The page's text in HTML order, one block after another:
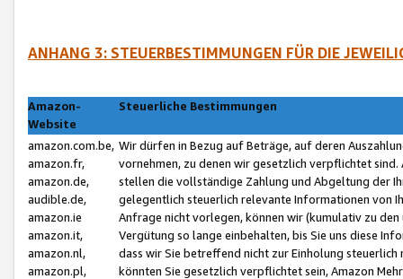
ANHANG 3: STEUERBESTIMMUNGEN FÜR DIE
Amazon-
Website
Steuerliche Bestimmungen
amazon.com.be,
amazon.fr,
amazon.de,
audible.de,
amazon.ie
amazon.it,
amazon.nl,
amazon.pl,
Wir dürfen in Bezug auf Beträge, auf deren
vornehmen, zu denen wir gesetzlich verpflichtet
stellen die vollständige Zahlung und Abgeltung der
gelegentlich steuerlich relevante Informationen von
Anfrage nicht vorlegen, können wir (kumulativ zu
Vergütung so lange einbehalten, bis Sie uns diese
dass wir Sie betreffend nicht zur Einholung
könnten Sie gesetzlich verpflichtet sein, Amazon